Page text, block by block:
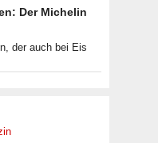
Der Michelin
der auch bei Eis